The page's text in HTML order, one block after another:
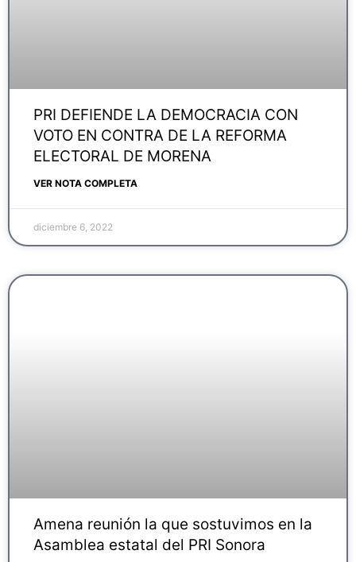
PRI DEFIENDE LA DEMOCRACIA CON
VOTO EN CONTRA DE LA REFORMA
ELECTORAL DE MORENA
VER NOTA COMPLETA
diciembre 6, 2022
Amena reunión la que sostuvimos en la
Asamblea estatal del PRI Sonora